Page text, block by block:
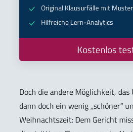
Original Klausurfälle mit
Hilfreiche Lern-Analytics
Kostenlos
Doch die andere Möglichkeit,
dann doch ein wenig „schöner“
Weihnachtszeit: Dem Gericht